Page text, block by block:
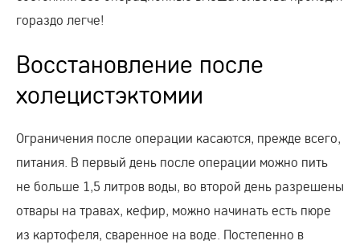
гораздо легче!
Восстановление после
холецистэктомии
Ограничения после операции касаются, прежде всего,
питания. В первый день после операции можно пить
не больше 1,5 литров воды, во второй день разрешены
отвары на травах, кефир, можно начинать есть пюре
из картофеля, сваренное на воде. Постепенно в